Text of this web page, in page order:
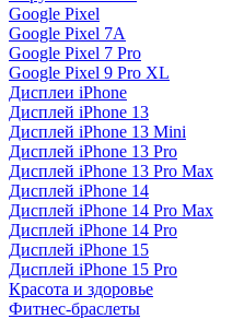
Google Pixel
Google Pixel 7А
Google Pixel 7 Pro
Google Pixel 9 Pro XL
Дисплеи iPhone
Дисплей iPhone 13
Дисплей iPhone 13 Mini
Дисплей iPhone 13 Pro
Дисплей iPhone 13 Pro Max
Дисплей iPhone 14
Дисплей iPhone 14 Pro Max
Дисплей iPhone 14 Pro
Дисплей iPhone 15
Дисплей iPhone 15 Pro
Красота и здоровье
Фитнес-браслеты